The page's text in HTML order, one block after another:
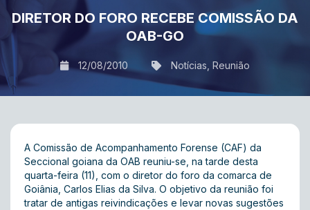
DIRETOR DO FORO RECEBE COMISSÃO DA
OAB-GO
12/08/2010 Notícias Reunião
A Comissão de Acompanhamento Forense (CAF) da
Seccional goiana da OAB reuniu-se, na tarde desta
quarta-feira (11), com o diretor do foro da comarca de
Goiânia, Carlos Elias da Silva. O objetivo da reunião foi
tratar de antigas reivindicações e levar novas sugestões